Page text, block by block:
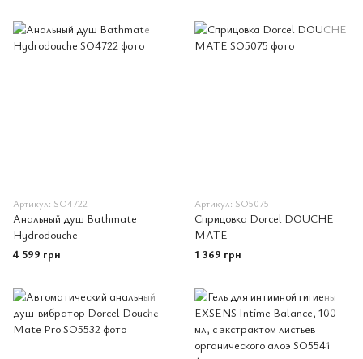
Артикул: SO4722
Анальный душ Bathmate
Hydrodouche
4 599 грн
Артикул: SO5075
Сприцовка Dorcel DOUCHE
MATE
1 369 грн